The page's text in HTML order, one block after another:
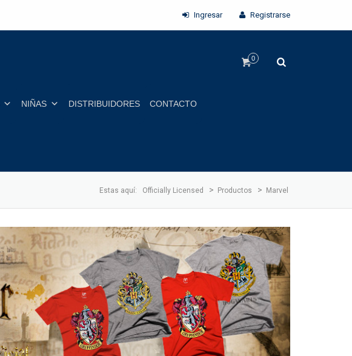
Ingresar Registrarse
NIÑAS DISTRIBUIDORES CONTACTO
0
Estas aquí: Officially Licensed > Productos > Marvel